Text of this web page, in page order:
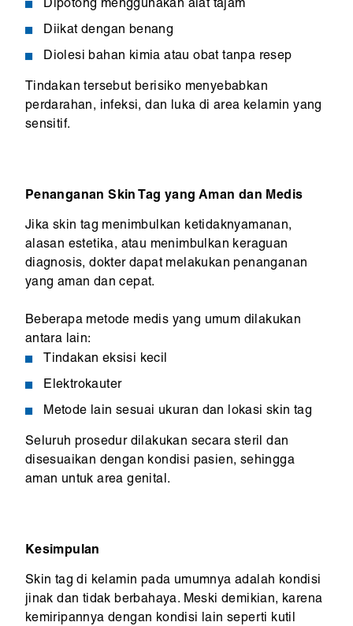
Dipotong menggunakan alat tajam
Diikat dengan benang
Diolesi bahan kimia atau obat tanpa resep
Tindakan tersebut berisiko menyebabkan
perdarahan, infeksi, dan luka di area kelamin yang
sensitif.
Penanganan Skin Tag yang Aman dan Medis
Jika skin tag menimbulkan ketidaknyamanan,
alasan estetika, atau menimbulkan keraguan
diagnosis, dokter dapat melakukan penanganan
yang aman dan cepat.
Beberapa metode medis yang umum dilakukan
antara lain:
Tindakan eksisi kecil
Elektrokauter
Metode lain sesuai ukuran dan lokasi skin tag
Seluruh prosedur dilakukan secara steril dan
disesuaikan dengan kondisi pasien, sehingga
aman untuk area genital.
Kesimpulan
Skin tag di kelamin pada umumnya adalah kondisi
jinak dan tidak berbahaya. Meski demikian, karena
kemiripannya dengan kondisi lain seperti kutil